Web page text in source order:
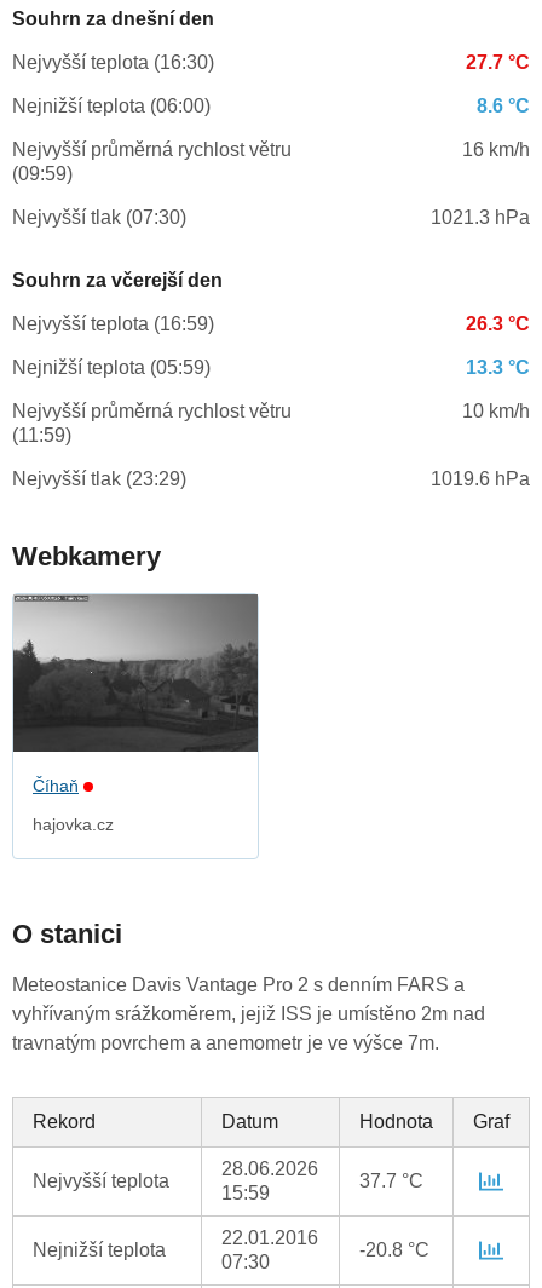
Souhrn za dnešní den
Nejvyšší teplota (16:30) 27.7 °C
Nejnižší teplota (06:00) 8.6 °C
Nejvyšší průměrná rychlost větru
(09:59)
16 km/h
Nejvyšší tlak (07:30) 1021.3 hPa
Souhrn za včerejší den
Nejvyšší teplota (16:59) 26.3 °C
Nejnižší teplota (05:59) 13.3 °C
Nejvyšší průměrná rychlost větru
(11:59)
10 km/h
Nejvyšší tlak (23:29) 1019.6 hPa
Webkamery
Číhaň
hajovka.cz
O stanici
Meteostanice Davis Vantage Pro 2 s denním FARS a
vyhřívaným srážkoměrem, jejiž ISS je umístěno 2m nad
travnatým povrchem a anemometr je ve výšce 7m.
Rekord Datum Hodnota Graf
Nejvyšší teplota
28.06.2026
15:59
37.7 °C
Nejnižší teplota
22.01.2016
07:30
-20.8 °C